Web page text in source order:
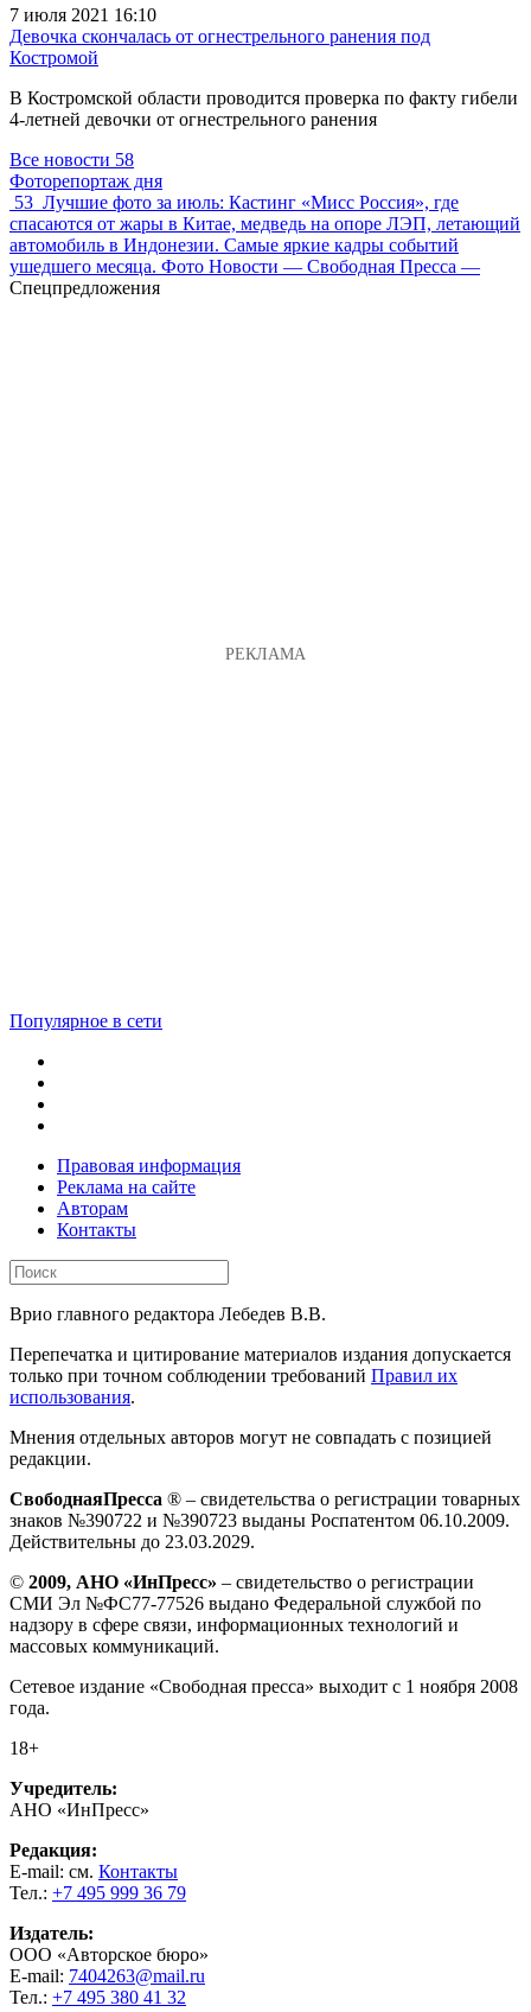
7 июля 2021 16:10
Девочка скончалась от огнестрельного ранения под
Костромой
В Костромской области проводится проверка по факту гибели
4-летней девочки от огнестрельного ранения
Все новости 58
Фоторепортаж дня
53 Лучшие фото за июль: Кастинг «Мисс Россия», где
спасаются от жары в Китае, медведь на опоре ЛЭП, летающий
автомобиль в Индонезии. Самые яркие кадры событий
ушедшего месяца. Фото Новости — Свободная Пресса —
Спецпредложения
Популярное в сети
Правовая информация
Реклама на сайте
Авторам
Контакты
Врио главного редактора Лебедев В.В.
Перепечатка и цитирование материалов издания допускается
только при точном соблюдении требований Правил их
использования.
Мнения отдельных авторов могут не совпадать с позицией
редакции.
СвободнаяПресса ® – свидетельства о регистрации товарных
знаков №390722 и №390723 выданы Роспатентом 06.10.2009.
Действительны до 23.03.2029.
© 2009, АНО «ИнПресс» – свидетельство о регистрации
СМИ Эл №ФС77-77526 выдано Федеральной службой по
надзору в сфере связи, информационных технологий и
массовых коммуникаций.
Сетевое издание «Свободная пресса» выходит с 1 ноября 2008
года.
18+
Учредитель:
АНО «ИнПресс»
Редакция:
E-mail: см. Контакты
Тел.: +7 495 999 36 79
Издатель:
ООО «Авторское бюро»
E-mail: 7404263@mail.ru
Тел.: +7 495 380 41 32